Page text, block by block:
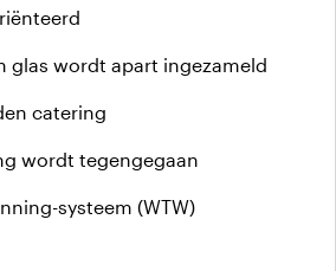
glas wordt apart ingezameld
catering
wordt tegengegaan
systeem (WTW)